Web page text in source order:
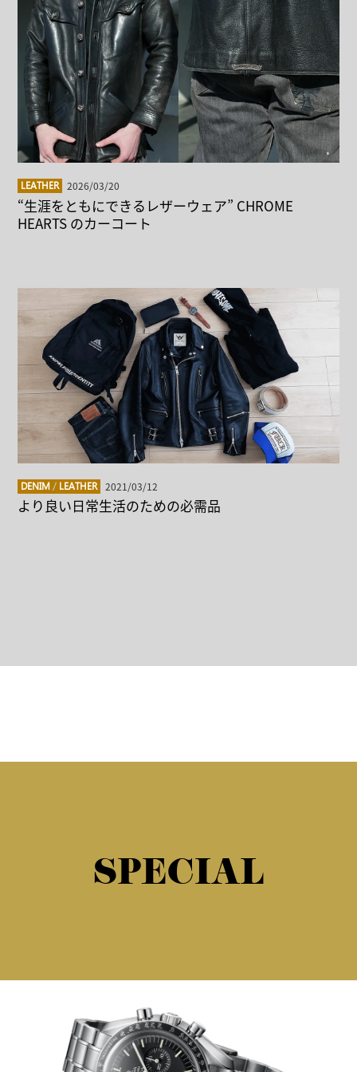
LEATHER 2026/03/20
“生涯をともにできるレザーウェア” CHROME
HEARTS のカーコート
DENIM / LEATHER 2021/03/12
より良い日常生活のための必需品
SPECIAL